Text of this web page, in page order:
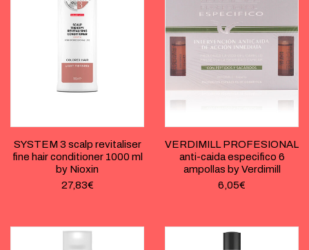
SYSTEM 3 scalp revitaliser
fine hair conditioner 1000 ml
by Nioxin
27,83€
VERDIMILL PROFESIONAL
anti-caida especifico 6
ampollas by Verdimill
6,05€